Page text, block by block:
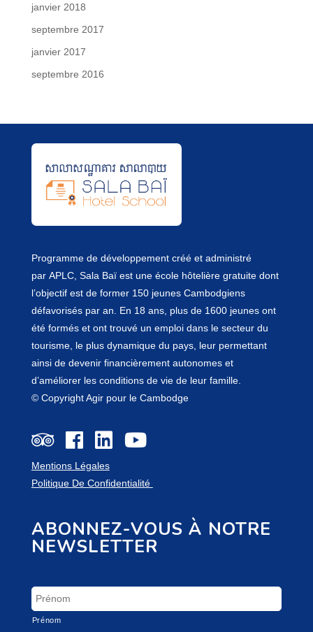
janvier 2018
septembre 2017
janvier 2017
septembre 2016
Programme de développement créé et administré
par APLC, Sala Baï est une école hôtelière gratuite dont
l’objectif est de former 150 jeunes Cambodgiens
défavorisés par an. En 18 ans, plus de 1600 jeunes ont
été formés et ont trouvé un emploi dans le secteur du
tourisme, le plus dynamique du pays, leur permettant
ainsi de devenir financièrement autonomes et
d’améliorer les conditions de vie de leur famille.
© Copyright Agir pour le Cambodge
Mentions Légales
Politique De Confidentialité
ABONNEZ-VOUS À NOTRE
NEWSLETTER
Prénom